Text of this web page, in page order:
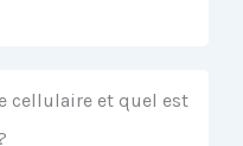
cellulaire et quel est